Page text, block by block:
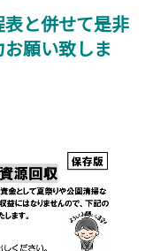
と併せて是非
願い致しま